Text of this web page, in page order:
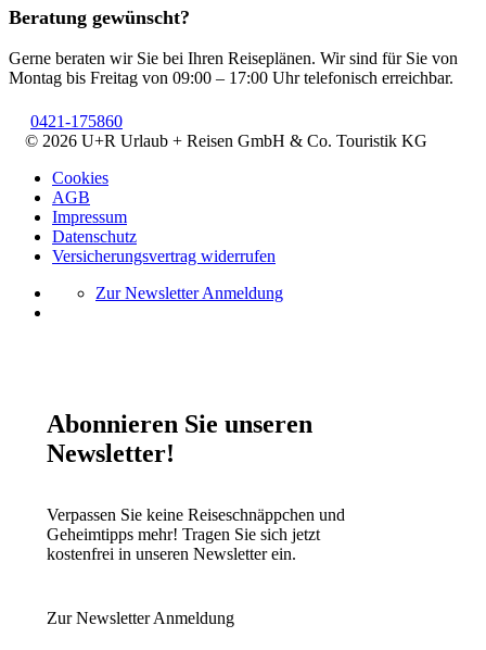
Beratung gewünscht?
Gerne beraten wir Sie bei Ihren Reiseplänen. Wir sind für Sie von
Montag bis Freitag von 09:00 – 17:00 Uhr telefonisch erreichbar.
0421-175860
© 2026 U+R Urlaub + Reisen GmbH & Co. Touristik KG
Cookies
AGB
Impressum
Datenschutz
Versicherungsvertrag widerrufen
Zur Newsletter Anmeldung
Abonnieren Sie unseren
Newsletter!
Verpassen Sie keine Reiseschnäppchen und
Geheimtipps mehr! Tragen Sie sich jetzt
kostenfrei in unseren Newsletter ein.
Zur Newsletter Anmeldung